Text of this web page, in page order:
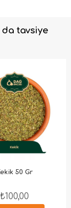
da tavsiye
50 Gr
₺100,00